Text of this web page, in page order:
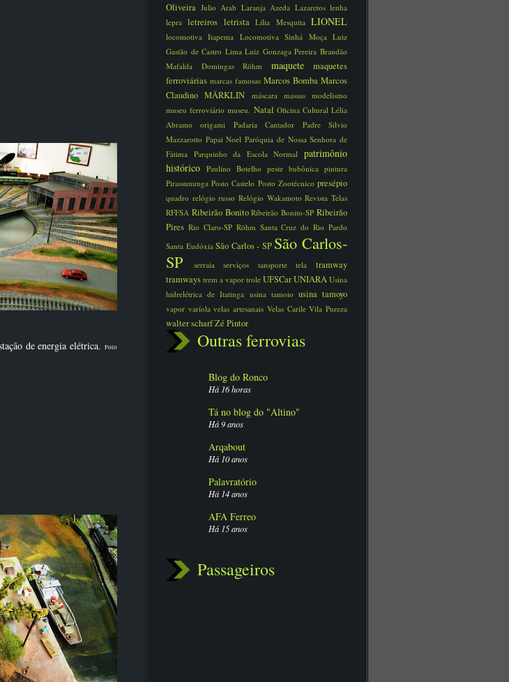
de energia elétrica. Foto
Oliveira Julio Arab Laranja Azeda Lazaretos lenha
lepraletreiros letristaLilia MesquitaLIONEL
locomotiva Itapema Locomotiva Sinhá MoçaLuiz
Gastão de Castro LimaLuiz Gonzaga Pereira Brandão
Mafalda Domingas Röhm maquete maquetes
ferroviárias marcas famosas Marcos Bomba Marcos
ClaudinoMÄRKLIN máscara massas modelismo
museu ferroviáriomuseu. Natal Oficina Cultural Lélia
Abramoorigami Padaria Cantador Padre Silvio
Mazzarotto Papai NoelParóquia de Nossa Senhora de
Fátima Parquinho da Escola Normalpatrimônio
histórico Paulino Botelho peste bubônica pintura
PirassunungaPosto Castelo Posto Zootécnicopresépio
quadro relógio russoRelógio WakamotoRevista Telas
RFFSA Ribeirão BonitoRibeirão Bonito-SPRibeirão
Pires Rio Claro-SP Röhm Santa Cruz do Rio Pardo
Santa EudóxiaSão Carlos - SP São Carlos-
SP
serraiaserviços tansportetelatramway
tramways trem a vapor trole UFSCarUNIARA Usina
hidrelétrica de Itatinga usina tamoio usina tamoyo
vapor varíolavelas artesanais Velas CarileVila Pureza
walter scharfZé Pintor
Outras ferrovias
Blog do Ronco
Há 16 horas
Tá no blog do "Altino"
Há 9 anos
Arqabout
Há 10 anos
Palavratório
Há 14 anos
AFA Ferreo
Há 15 anos
Passageiros